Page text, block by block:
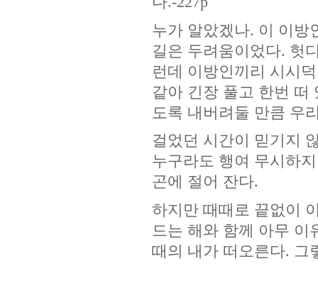
누가 알았겠나. 이 이
길은 두려움이었다. 헛
런데 이방인끼리 시시
같아 긴장 풀고 한번 떠
도록 내버려둘 만큼 우
걸었던 시간이 믿기지
누구라도 행여 무시하
곤에 절어 잔다.
하지만 때때로 끝없이
드는 해와 함께 아무
때의 내가 떠오른다. 그